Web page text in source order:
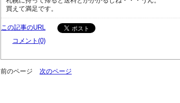
買えて満足です。
この記事のURL
コメント(0)
前のページ
次のページ